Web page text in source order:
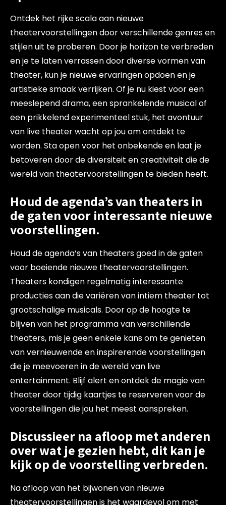
Ontdek het rijke scala aan nieuwe
theatervoorstellingen door verschillende genres en
stijlen uit te proberen. Door je horizon te verbreden
en je te laten verrassen door diverse vormen van
theater, kun je nieuwe ervaringen opdoen en je
artistieke smaak verrijken. Of je nu kiest voor een
meeslepend drama, een sprankelende musical of
een prikkelend experimenteel stuk, het avontuur
van live theater wacht op jou om ontdekt te
worden. Sta open voor het onbekende en laat je
betoveren door de diversiteit en creativiteit die de
wereld van theatervoorstellingen te bieden heeft.
Houd de agenda’s van theaters in
de gaten voor interessante nieuwe
voorstellingen.
Houd de agenda’s van theaters goed in de gaten
voor boeiende nieuwe theatervoorstellingen.
Theaters kondigen regelmatig interessante
producties aan die variëren van intiem theater tot
grootschalige musicals. Door op de hoogte te
blijven van het programma van verschillende
theaters, mis je geen enkele kans om te genieten
van vernieuwende en inspirerende voorstellingen
die je meevoeren in de wereld van live
entertainment. Blijf alert en ontdek de magie van
theater door tijdig kaartjes te reserveren voor de
voorstellingen die jou het meest aanspreken.
Discussieer na afloop met anderen
over wat je gezien hebt, dit kan je
kijk op de voorstelling verbreden.
Na afloop van het bijwonen van nieuwe
theatervoorstellingen is het waardevol om met